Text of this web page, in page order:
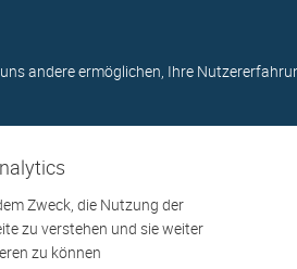
andere ermöglichen, Ihre
Zweck, die Nutzung der
zu verstehen und sie weiter
zu können